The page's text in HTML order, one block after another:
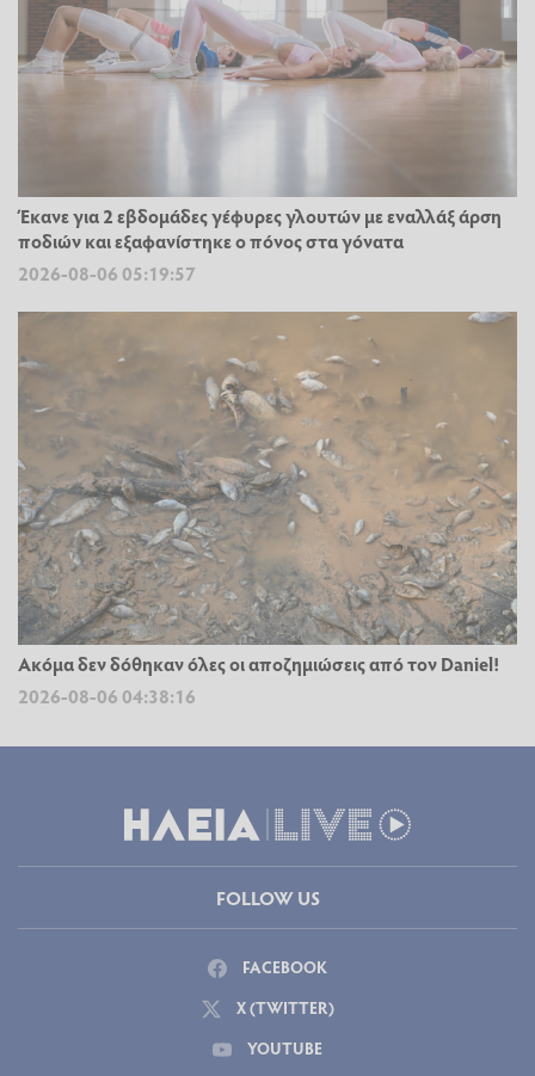
Έκανε για 2 εβδομάδες γέφυρες γλουτών με εναλλάξ άρση
ποδιών και εξαφανίστηκε ο πόνος στα γόνατα
2026-08-06 05:19:57
Ακόμα δεν δόθηκαν όλες οι αποζημιώσεις από τον Daniel!
2026-08-06 04:38:16
FOLLOW US
FACEBOOK
X (TWITTER)
YOUTUBE